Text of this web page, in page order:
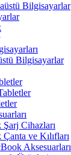
Bilgisayarlar
Bilgisayarlar
Cihazları
ve Kılıfları
Aksesuarları